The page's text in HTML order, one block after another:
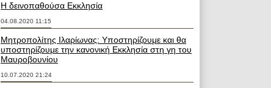
Η δεινοπαθούσα Εκκλησία
04.08.2020 11:15
Μητροπολίτης Ιλαρίωνας: Υποστηρίζουμε και θα
υποστηρίζουμε την κανονική Εκκλησία στη γη του
Μαυροβουνίου
10.07.2020 21:24